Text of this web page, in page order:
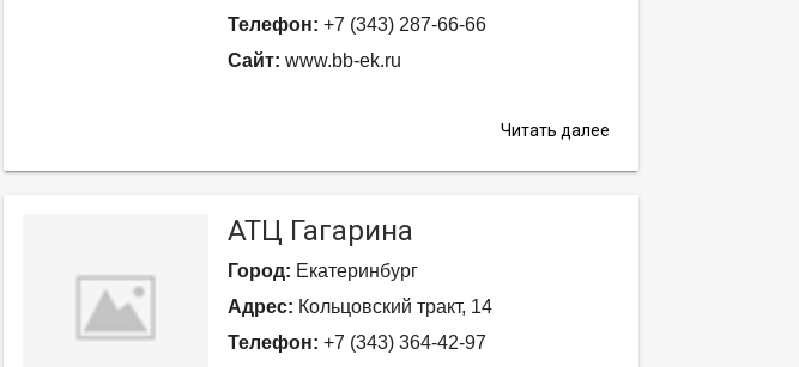
Телефон: +7 (343) 287-66-66
Сайт: www.bb-ek.ru
Читать далее
АТЦ Гагарина
Город: Екатеринбург
Адрес: Кольцовский тракт, 14
Телефон: +7 (343) 364-42-97